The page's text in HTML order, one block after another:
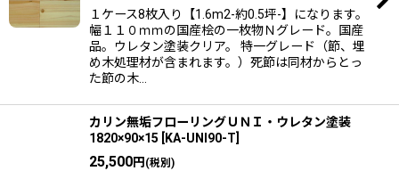
１ケース8枚入り【1.6m2-約0.5坪-】になります。
幅１１０ｍｍの国産桧の一枚物Ｎグレード。国産
品。ウレタン塗装クリア。 特一グレード（節、埋
め木処理材が含まれます。）死節は同材からとっ
た節の木…
カリン無垢フローリングＵＮＩ・ウレタン塗装
1820×90×15
KA-UNI90-T
25,500円 (税別)